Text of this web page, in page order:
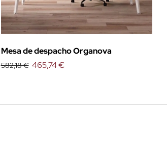
Mesa de despacho Organova
582,18 € 465,74 €